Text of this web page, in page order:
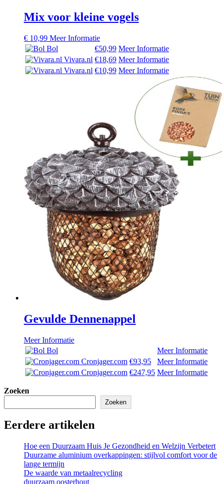
Mix voor kleine vogels
€ 10,99 Meer Informatie
Bol
€50,99 Meer Informatie
Vivara.nl €18,69 Meer Informatie
Vivara.nl €10,99 Meer Informatie
Gevulde Dennenappel
Meer Informatie
Bol
Meer Informatie
Cronjager.com €93,95
Meer Informatie
Cronjager.com €247,95 Meer Informatie
Zoeken
Zoeken
Eerdere artikelen
Hoe een Duurzaam Huis Je Gezondheid en Welzijn Verbetert
Duurzame aluminium overkappingen: stijlvol comfort voor de
lange termijn
De waarde van metaalrecycling
duurzaam oosterhout